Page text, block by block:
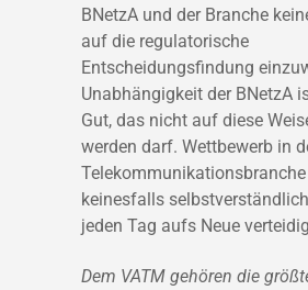
BNetzA und der Branche
auf die regulatorische
Entscheidungsfindung
Unabhängigkeit der BNetzA
Gut, das nicht auf diese
werden darf. Wettbewerb in
keinesfalls
jeden Tag aufs Neue
Dem VATM gehören die